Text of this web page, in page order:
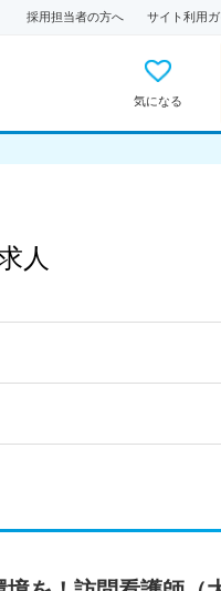
採用担当者の方へ サイト利用
気になる
人